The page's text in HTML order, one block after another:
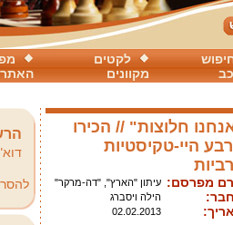
האתר
לקטים
מקוונים
חלוצות" // הכירו
היי-טקיסטיות
מפרסם: עיתון "הארץ", "דה-מרקר"
הילה ויסברג
02.02.2013